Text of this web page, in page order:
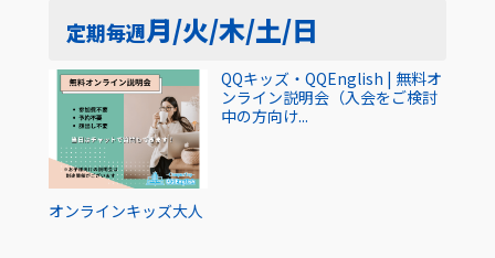
定期毎週月/火/木/土/日
オンラインキッズ大人
QQキッズ・QQEnglish | 無料オ
ンライン説明会（入会をご検討
中の方向け...